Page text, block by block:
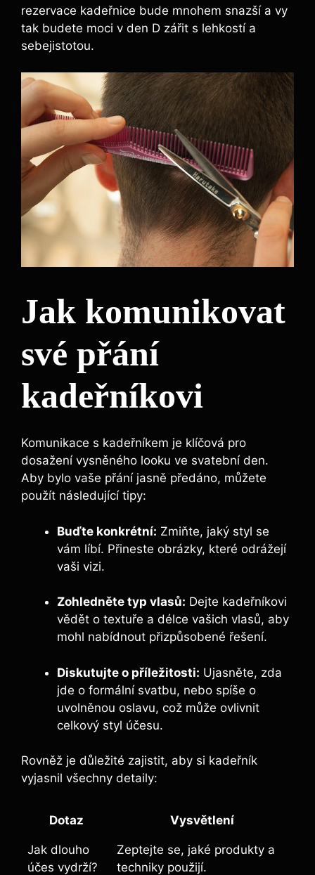
rezervace kadeřnice bude mnohem snazší a vy
tak budete moci v den D zářit s lehkostí a
sebejistotou.
Jak komunikovat
své přání⁣
kadeřníkovi
Komunikace s kadeřníkem je ‍klíčová pro
dosažení vysněného looku ve svatební den.
Aby‍ bylo vaše přání ​jasně ⁣předáno, můžete
použít následující tipy:
Buďte konkrétní: Zmiňte, jaký styl se
vám líbí.⁣ Přineste obrázky, které odrážejí
vaši vizi.
Zohledněte ⁢typ vlasů: Dejte kadeřníkovi‌
vědět o textuře a délce vašich vlasů, aby
mohl nabídnout přizpůsobené řešení.
Diskutujte⁣ o příležitosti: Ujasněte, zda
jde o formální svatbu, ⁣nebo spíše o
uvolněnou oslavu, což může ovlivnit
celkový styl účesu.
Rovněž je důležité zajistit, aby si kadeřník
vyjasnil⁣ všechny detaily:
Dotaz Vysvětlení
Jak dlouho ​
účes vydrží?
Zeptejte‍ se, jaké produkty ⁤a
techniky použijí.